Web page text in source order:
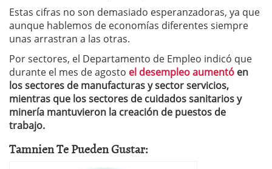
Estas cifras no son demasiado esperanzadoras, ya que
aunque hablemos de economías diferentes siempre
unas arrastran a las otras.
Por sectores, el Departamento de Empleo indicó que
durante el mes de agosto el desempleo aumentó en
los sectores de manufacturas y sector servicios,
mientras que los sectores de cuidados sanitarios y
minería mantuvieron la creación de puestos de
trabajo.
Tamnien Te Pueden Gustar: